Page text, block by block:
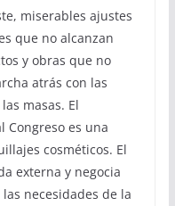
miserables ajustes
que no alcanzan
y obras que no
atrás con las
masas. El
Congreso es una
cosméticos. El
externa y negocia
necesidades de la